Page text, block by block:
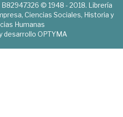
© 1948 - 2018. Librería
Ciencias Sociales, Historia y
Humanas
desarrollo OPTYMA